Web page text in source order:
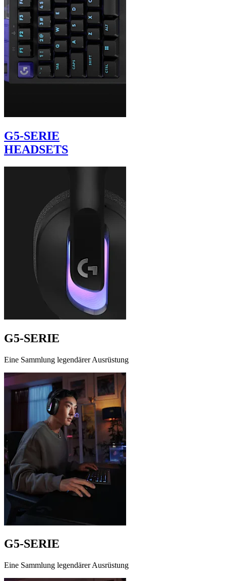
G5-SERIE
HEADSETS
G5-SERIE
Eine Sammlung legendärer Ausrüstung
G5-SERIE
Eine Sammlung legendärer Ausrüstung